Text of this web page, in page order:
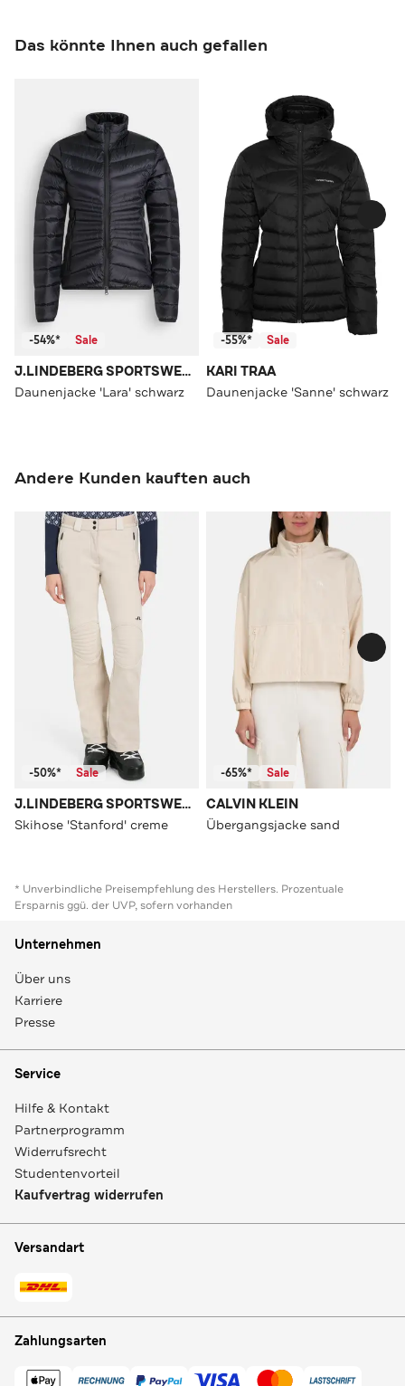
Das könnte Ihnen auch gefallen
-54%* Sale
J.LINDEBERG SPORTSWEAR
Daunenjacke 'Lara' schwarz
-55%* Sale
KARI TRAA
Daunenjacke 'Sanne' schwarz
Andere Kunden kauften auch
-50%* Sale
J.LINDEBERG SPORTSWEAR
Skihose 'Stanford' creme
-65%* Sale
CALVIN KLEIN
Übergangsjacke sand
* Unverbindliche Preisempfehlung des Herstellers. Prozentuale
Ersparnis ggü. der UVP, sofern vorhanden
Unternehmen
Über uns
Karriere
Presse
Service
Hilfe & Kontakt
Partnerprogramm
Widerrufsrecht
Studentenvorteil
Kaufvertrag widerrufen
Versandart
Zahlungsarten